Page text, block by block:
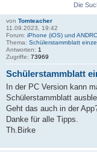
Die
von Tomteacher
11.09.2023, 19:42
Forum: iPhone (iOS) und
Thema: Schülerstammblatt
Antworten: 1
Zugriffe: 73969
Schülerstammblatt
In der PC Version kann
Schülerstammblatt
Geht das auch in der
Danke für alle Tipps.
Th.Birke